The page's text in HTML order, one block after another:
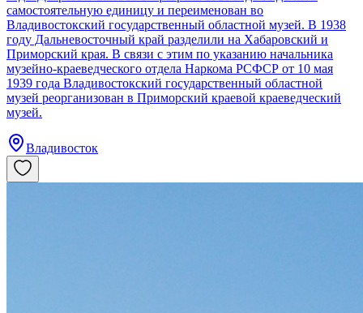
самостоятельную единицу и переименован во
Владивостокский государственный областной музей. В 1938
году Дальневосточный край разделили на Хабаровский и
Приморский края. В связи с этим по указанию начальника
музейно-краеведческого отдела Наркома РСФСР от 10 мая
1939 года Владивостокский государственный областной
музей реорганизован в Приморский краевой краеведческий
музей.
Владивосток